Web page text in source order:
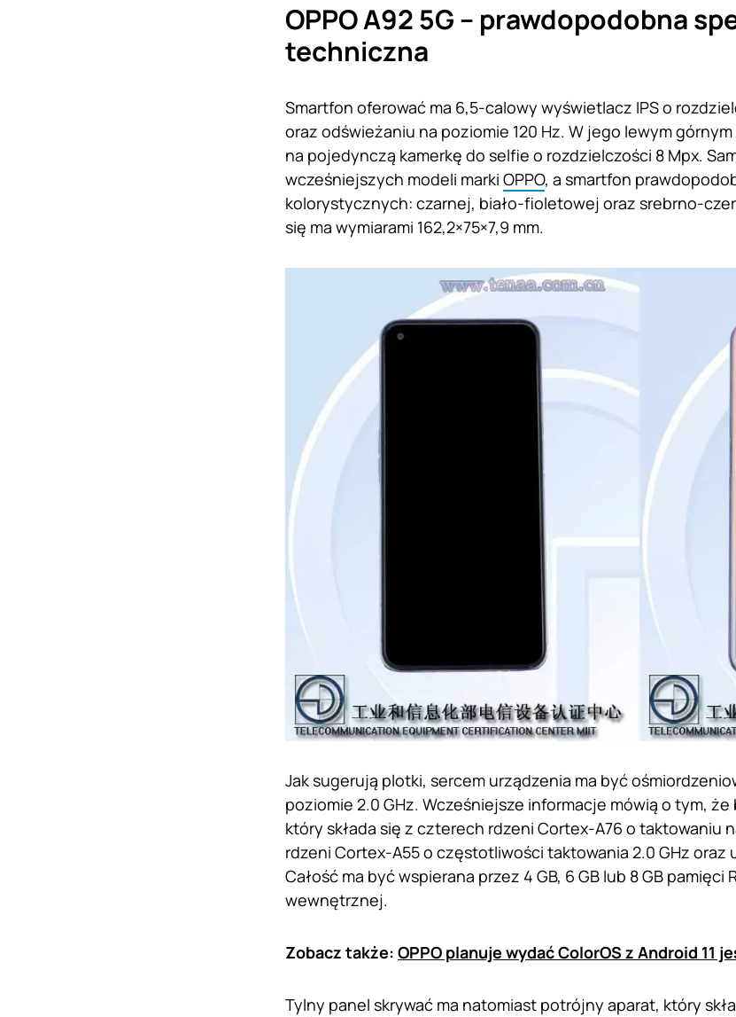
OPPO A92 5G – prawdopodobna
techniczna
Smartfon oferować ma 6,5-calowy wyświetlacz IPS o
oraz odświeżaniu na poziomie 120 Hz. W jego lewym
na pojedynczą kamerkę do selfie o rozdzielczości 8 Mpx.
wcześniejszych modeli marki OPPO, a smartfon
kolorystycznych: czarnej, biało-fioletowej oraz srebrno-
się ma wymiarami 162,2×75×7,9 mm.
Jak sugerują plotki, sercem urządzenia ma być
poziomie 2.0 GHz. Wcześniejsze informacje mówią o tym,
który składa się z czterech rdzeni Cortex-A76 o taktowaniu
rdzeni Cortex-A55 o częstotliwości taktowania 2.0 GHz oraz
Całość ma być wspierana przez 4 GB, 6 GB lub 8 GB pamięci
wewnętrznej.
Zobacz także: OPPO planuje wydać ColorOS z Android 11
Tylny panel skrywać ma natomiast potrójny aparat, który